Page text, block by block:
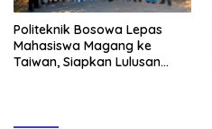
Politeknik Bosowa Lepas
Mahasiswa Magang ke
Taiwan, Siapkan Lulusan